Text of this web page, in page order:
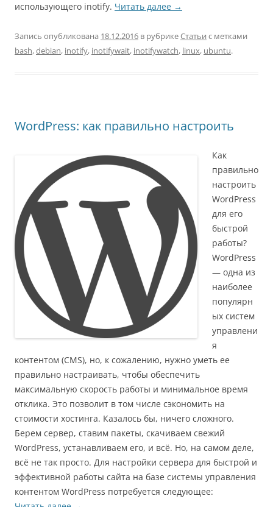
использующего inotify. Читать далее →
Запись опубликована 18.12.2016 в рубрикеСтатьи с метками
bash,debian, inotify, inotifywait, inotifywatch, linux, ubuntu.
WordPress: как правильно настроить
Как
правильно
настроить
WordPress
для его
быстрой
работы?
WordPress
— одна из
наиболее
популярн
ых систем
управлени
я
контентом (CMS), но, к сожалению, нужно уметь ее
правильно настраивать, чтобы обеспечить
максимальную скорость работы и минимальное время
отклика. Это позволит в том числе сэкономить на
стоимости хостинга. Казалось бы, ничего сложного.
Берем сервер, ставим пакеты, скачиваем свежий
WordPress, устанавливаем его, и всё. Но, на самом деле,
всё не так просто. Для настройки сервера для быстрой и
эффективной работы сайта на базе системы управления
контентом WordPress потребуется следующее: